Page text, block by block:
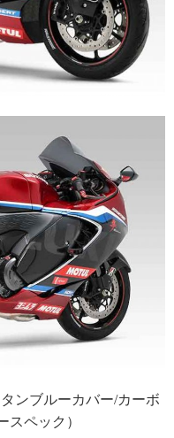
ンブルーカバー/カーボ
スペック）